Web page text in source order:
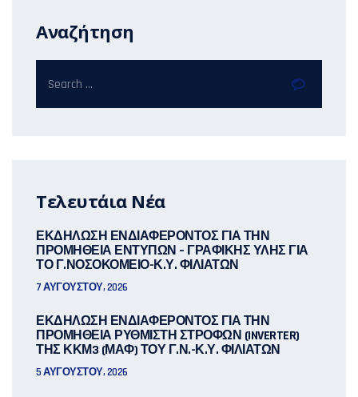
Αναζήτηση
Τελευτάια Νέα
ΕΚΔΗΛΩΣΗ ΕΝΔΙΑΦΕΡΟΝΤΟΣ ΓΙΑ ΤΗΝ
ΠΡΟΜΗΘΕΙΑ ΕΝΤΥΠΩΝ – ΓΡΑΦΙΚΗΣ ΥΛΗΣ ΓΙΑ
ΤΟ Γ.ΝΟΣΟΚΟΜΕΙΟ-Κ.Υ. ΦΙΛΙΑΤΩΝ
7 ΑΥΓΟΎΣΤΟΥ, 2026
ΕΚΔΗΛΩΣΗ ΕΝΔΙΑΦΕΡΟΝΤΟΣ ΓΙΑ ΤΗΝ
ΠΡΟΜΗΘΕΙΑ ΡΥΘΜΙΣΤΗ ΣΤΡΟΦΩΝ (INVERTER)
ΤΗΣ ΚΚΜ3 (ΜΑΦ) ΤΟΥ Γ.Ν.-Κ.Υ. ΦΙΛΙΑΤΩΝ
5 ΑΥΓΟΎΣΤΟΥ, 2026